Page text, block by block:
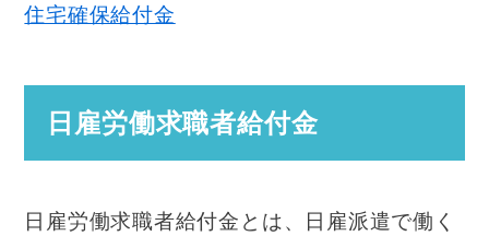
住宅確保給付金
日雇労働求職者給付金
日雇労働求職者給付金とは、日雇派遣で働く